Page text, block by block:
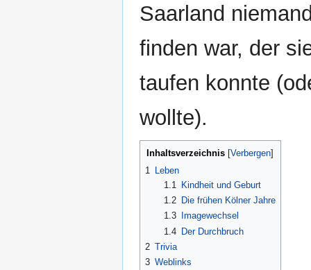
Saarland
finden war, der
taufen konnte
wollte).
Inhaltsverzeichnis
1
Leben
1.1
Kindheit und Geburt
1.2
Die frühen Kölner Jahre
1.3
Imagewechsel
1.4 Der Durchbruch
2 Trivia
3 Weblinks